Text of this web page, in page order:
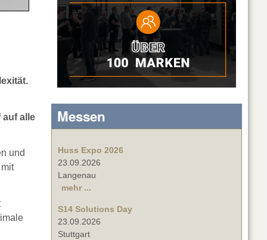
auf alle
und
Messen
Huss Expo 2026
23.09.2026
Langenau
mehr ...
S14 Solutions Day
23.09.2026
Stuttgart